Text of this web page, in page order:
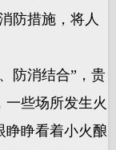
防措施，将人
防消结合”，贵
一些场所发生火
睁睁看着小火酿